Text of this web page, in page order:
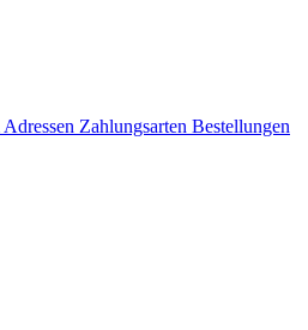
Adressen Zahlungsarten Bestellungen